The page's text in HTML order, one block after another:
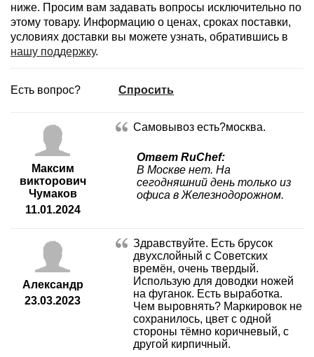
ниже. Просим вам задавать вопросы исключительно по
этому товару. Информацию о ценах, сроках поставки,
условиях доставки вы можете узнать, обратившись в
нашу поддержку.
Есть вопрос? Спросить
Максим
викторович
Чумаков
11.01.2024
Самовывоз есть?москва.
Ответ RuChef:
В Москве нет. На
сегодняшний день только из
офиса в Железнодорожном.
Александр
23.03.2023
Здравствуйте. Есть брусок
двухслойный с Советских
времён, очень твердый.
Использую для доводки ножей
на фуганок. Есть выработка.
Чем выровнять? Маркировок не
сохранилось, цвет с одной
стороны тёмно коричневый, с
другой кирпичный.